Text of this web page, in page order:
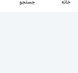
خانه جستجو